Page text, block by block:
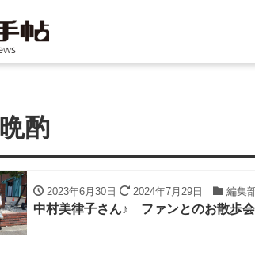
晩酌
2023年6月30日 2024年7月29日 編集
中村美律子さん♪ ファンとのお散歩会